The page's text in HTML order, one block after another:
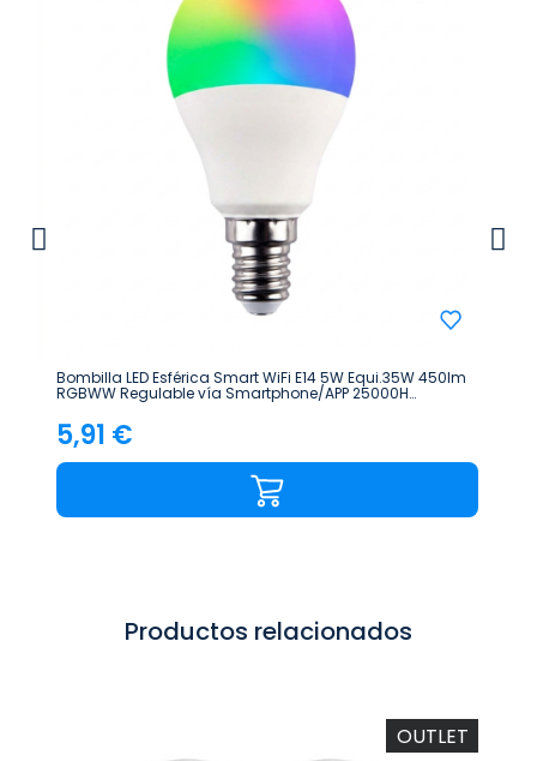
Bombilla LED Esférica Smart WiFi E14 5W Equi.35W 450lm
RGBWW Regulable vía Smartphone/APP 25000H
7hSevenOn Premium
Precio
5,91 €
Productos relacionados
OUTLET